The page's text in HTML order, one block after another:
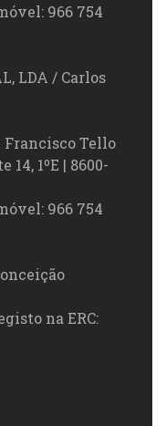
966 754
LDA / Carlos
Francisco Tello
14, 1ºE | 8600-
966 754
na ERC: